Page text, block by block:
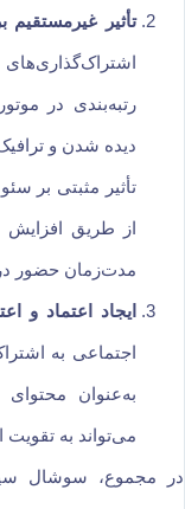
تأثیر غیرمستقیم
رتبه‌بندی در
دیده شدن و
تأثیر مثبتی بر
از طریق افزایش
مدت‌زمان حضور
ایجاد اعتماد و
اجتماعی به
به‌عنوان
می‌تواند به تقویت
در مجموع، سوشال